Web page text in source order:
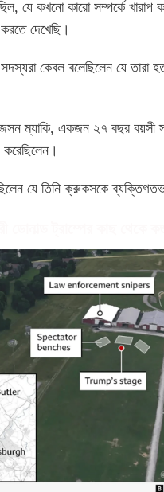
যে কখনো কারো সম্পর্কে
দেখেছি।
কেবল বলেছিলেন যে তারা
ম্যাকি, একজন ২৭ বছর বয়সী
যে তিনি ক্রুকসকে